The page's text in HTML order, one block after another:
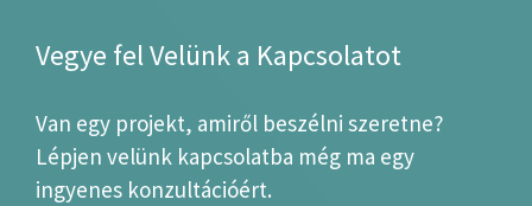
Vegye fel Velünk a Kapcsolatot
Van egy projekt, amiről beszélni szeretne?
Lépjen velünk kapcsolatba még ma egy
ingyenes konzultációért.